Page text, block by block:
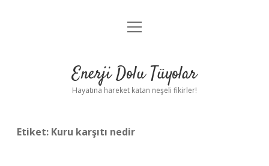
Anasayfa
Yasal Uyarı
menüyü
Enerji Dolu Tüyolar
Hayatına hareket katan neşeli fikirler!
Etiket: Kuru karşıtı nedir